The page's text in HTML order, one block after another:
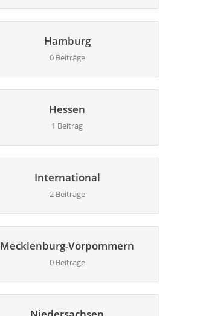
Hamburg
0 Beiträge
Hessen
1 Beitrag
International
2 Beiträge
Mecklenburg-Vorpommern
0 Beiträge